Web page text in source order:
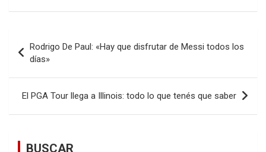
de
entradas
Rodrigo De Paul: «Hay que disfrutar de Messi todos los
días»
El PGA Tour llega a Illinois: todo lo que tenés que saber
BUSCAR